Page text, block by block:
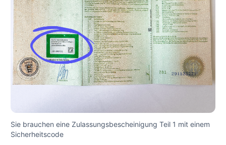
Sie brauchen eine Zulassungsbescheinigung Teil 1 mit einem
Sicherheitscode